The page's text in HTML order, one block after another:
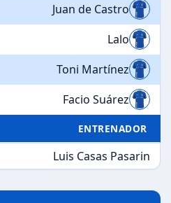
Juan de Castro
Lalo
Toni Martínez
Facio Suárez
ENTRENADOR
Luis Casas Pasarin